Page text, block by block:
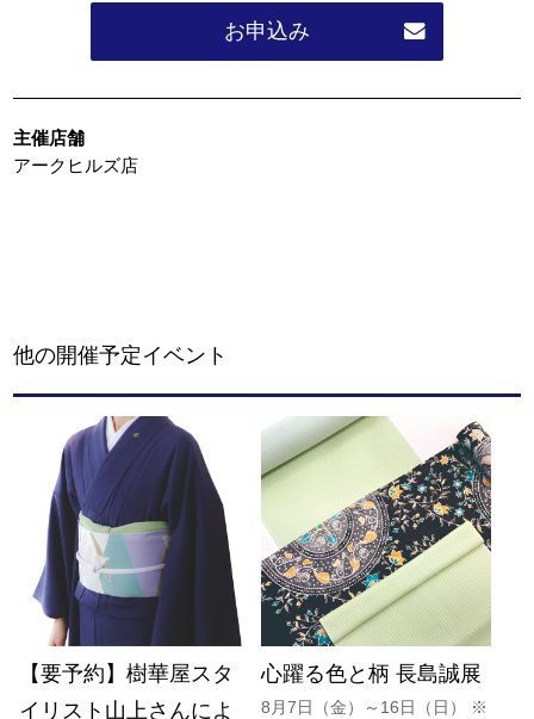
お申込み
主催店舗
アークヒルズ店
他の開催予定イベント
【要予約】樹華屋スタ
イリスト山上さんによ
心躍る色と柄 長島誠展
8月7日（金）～16日（日） ※